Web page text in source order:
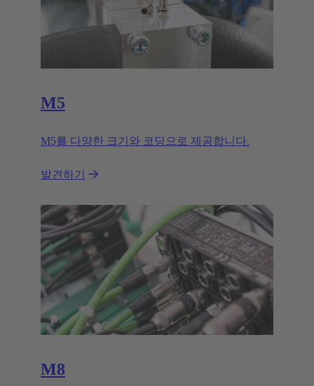
M5
M5를 다양한 크기와 코딩으로 제공합니다.
발견하기
M8